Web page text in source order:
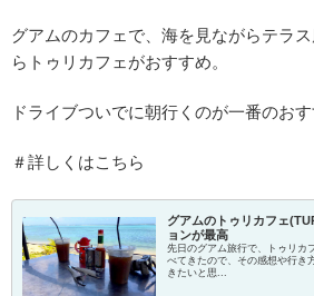
グアムのカフェで、海を見ながらテラ
らトゥリカフェがおすすめ。
ドライブついでに朝行くのが一番のおす
＃詳しくはこちら
グアムのトゥリカフェ
ョンが最高
先日のグアム旅行で、トゥリカ
べてきたので、その感想や行き
きたいと思...